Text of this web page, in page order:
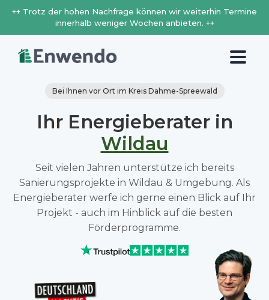
++ Trotz der hohen Nachfrage können wir weiterhin Termine
innerhalb weniger Wochen anbieten. ++
Bei Ihnen vor Ort im Kreis Dahme-Spreewald
Ihr Energieberater in
Wildau
Seit vielen Jahren unterstütze ich bereits
Sanierungsprojekte in Wildau & Umgebung. Als
Energieberater werfe ich gerne einen Blick auf Ihr
Projekt - auch im Hinblick auf die besten
Förderprogramme.